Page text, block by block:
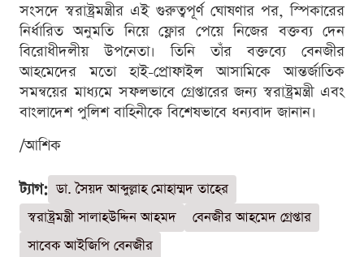
সংসদে স্বরাষ্ট্রমন্ত্রীর এই গুরুত্বপূর্ণ ঘোষণার পর, স্পিকারের
নির্ধারিত অনুমতি নিয়ে ফ্লোর পেয়ে নিজের বক্তব্য দেন
বিরোধীদলীয় উপনেতা। তিনি তাঁর বক্তব্যে বেনজীর
আহমেদের মতো হাই-প্রোফাইল আসামিকে আন্তর্জাতিক
সমন্বয়ের মাধ্যমে সফলভাবে গ্রেপ্তারের জন্য স্বরাষ্ট্রমন্ত্রী এবং
বাংলাদেশ পুলিশ বাহিনীকে বিশেষভাবে ধন্যবাদ জানান।
/আশিক
ট্যাগ: ডা. সৈয়দ আব্দুল্লাহ মোহাম্মদ তাহের
স্বরাষ্ট্রমন্ত্রী সালাহউদ্দিন আহমদ
বেনজীর আহমেদ গ্রেপ্তার
সাবেক আইজিপি বেনজীর